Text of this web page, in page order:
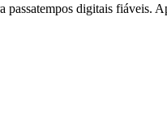
digitais fiáveis.